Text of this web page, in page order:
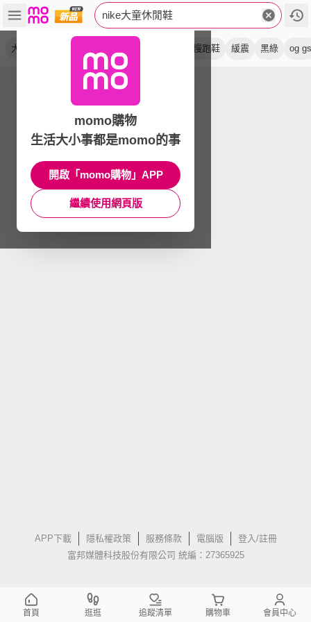
nike大童休閒鞋
大童鞋 慢跑鞋 緩震 黑綠 og gs
APP下載 隱私權政策 服務條款 電腦版
登入/註冊
富邦媒體科技股份有限公司 統編：27365925
momo購物
生活大小事都是momo的事
開啟「momo購物」APP
繼續使用網頁版
首頁 逛逛 追蹤清單 購物車 會員中心